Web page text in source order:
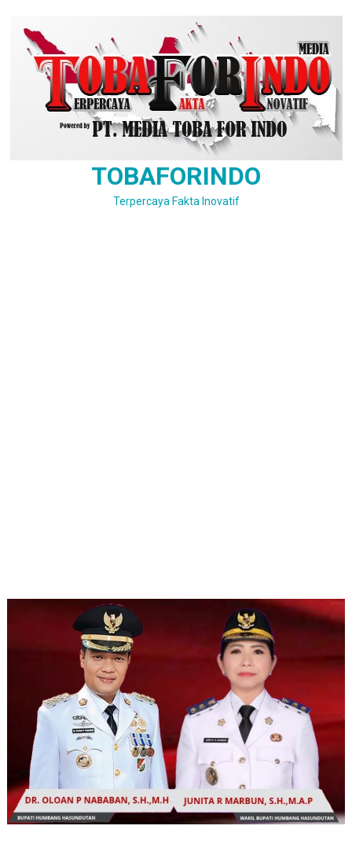
content
TOBAFORINDO
Terpercaya Fakta Inovatif